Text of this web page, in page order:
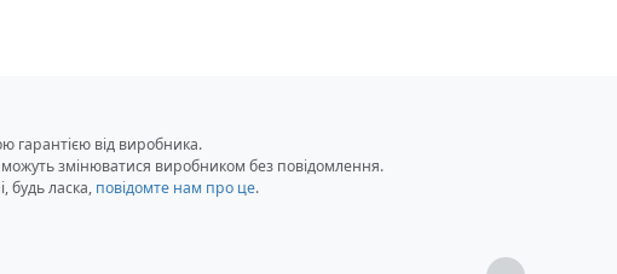
см
- максимально
гарантією від виробника.
змінюватися виробником без повідомлення.
будь ласка, повідомте нам про це.
Загрузка...